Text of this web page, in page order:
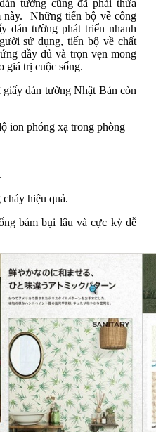
tường cũng đã phải thừa
này. Những tiến bộ về công
dán tường phát triển nhanh
sử dụng, tiến bộ về chất
đầy đủ và trọn vẹn mong
giá trị cuộc sống.
dán tường Nhật Bản còn
ion phóng xạ trong phòng
hiệu quả.
bám bụi lâu và cực kỳ dễ